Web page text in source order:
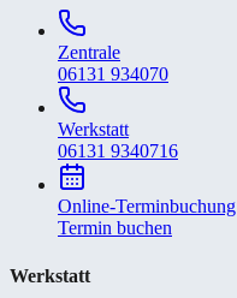
Zentrale
06131 934070
Werkstatt
06131 9340716
Online-Terminbuchung
Termin buchen
Werkstatt